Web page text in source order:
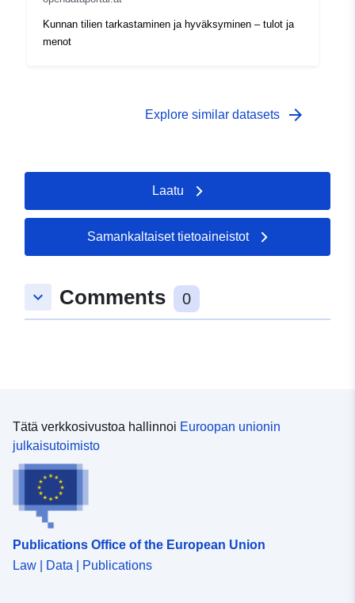
Kunnan tilien tarkastaminen ja hyväksyminen – tulot ja
menot
Explore similar datasets arrow_forward
Laatu
Samankaltaiset tietoaineistot
keyboard_arrow_down Comments 0
Tätä verkkosivustoa hallinnoi Euroopan unionin
julkaisutoimisto
Publications Office of the European Union
Law | Data | Publications